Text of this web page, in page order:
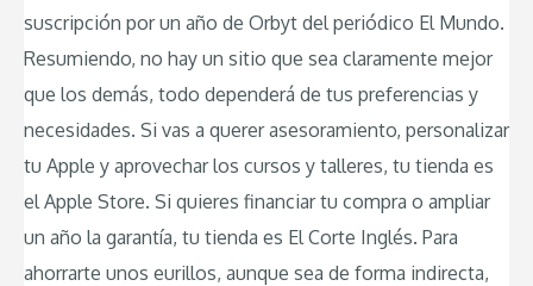
suscripción por un año de Orbyt del periódico El Mundo.
Resumiendo, no hay un sitio que sea claramente mejor
que los demás, todo dependerá de tus preferencias y
necesidades. Si vas a querer asesoramiento, personalizar
tu Apple y aprovechar los cursos y talleres, tu tienda es
el Apple Store. Si quieres financiar tu compra o ampliar
un año la garantía, tu tienda es El Corte Inglés. Para
ahorrarte unos eurillos, aunque sea de forma indirecta,